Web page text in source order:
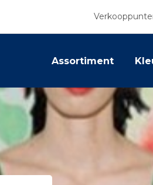
Assortiment